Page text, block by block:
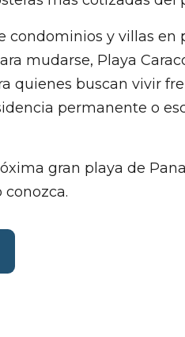
condominios y villas en
mudarse, Playa
quienes buscan vivir
permanente o
gran playa de